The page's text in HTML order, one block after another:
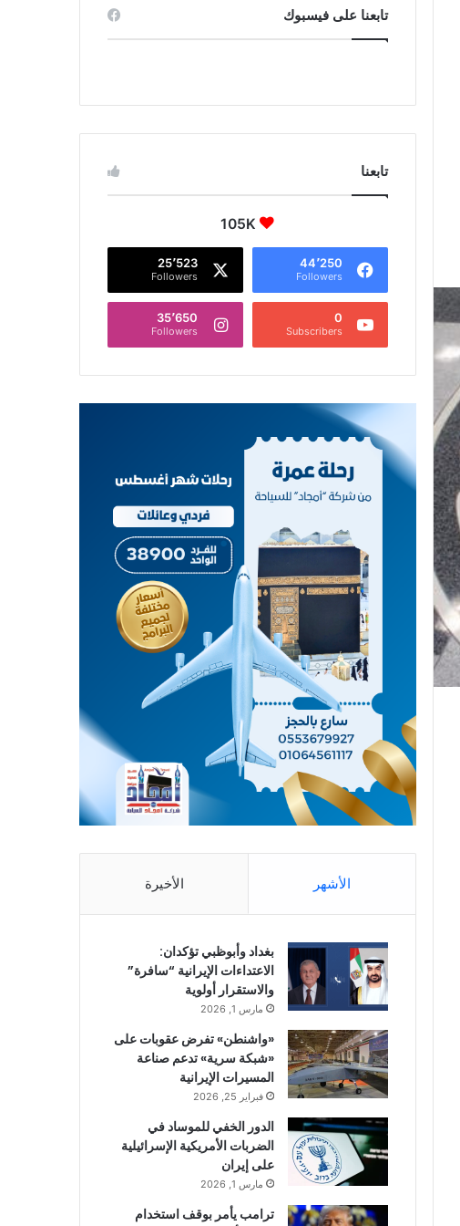
تابعنا على فيسبوك
تابعنا
105K
44٬250
Followers
25٬523
Followers
0
Subscribers
35٬650
Followers
الأشهر الأخيرة
بغداد وأبوظبي تؤكدان:
الاعتداءات الإيرانية “سافرة”
والاستقرار أولوية
مارس 1, 2026
«واشنطن» تفرض عقوبات على
«شبكة سرية» تدعم صناعة
المسيرات الإيرانية
فبراير 25, 2026
الدور الخفي للموساد في
الضربات الأمريكية الإسرائيلية
على إيران
مارس 1, 2026
ترامب يأمر بوقف استخدام